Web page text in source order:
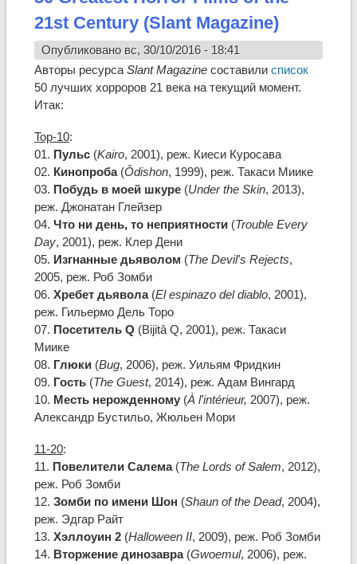
21st Century (Slant Magazine)
Опубликовано вс, 30/10/2016 - 18:41
Авторы ресурса Slant Magazineсоставили список
50 лучших хорроров 21 века на текущий момент.
Итак:
Top-10:
01. Пульс(Kairo, 2001), реж. Киеси Куросава
02. Кинопроба(Ôdishon, 1999), реж. Такаси Миике
03. Побудь в моей шкуре(Under the Skin, 2013),
реж. Джонатан Глейзер
04. Что ни день, то неприятности(Trouble Every
Day, 2001), реж. Клер Дени
05. Изгнанные дьяволом (The Devil's Rejects,
2005, реж. Роб Зомби
06. Хребет дьявола(El espinazo del diablo, 2001),
реж. Гильермо Дель Торо
07. Посетитель Q (Bijitâ Q, 2001), реж. Такаси
Миике
08. Глюки(Bug, 2006), реж. Уильям Фридкин
09. Гость(The Guest, 2014), реж. Адам Вингард
10. Месть нерожденному(À l'intérieur, 2007), реж.
Александр Бустильо, Жюльен Мори
11-20:
11. Повелители Салема(The Lords of Salem, 2012),
реж. Роб Зомби
12. Зомби по имени Шон (Shaun of the Dead, 2004),
реж. Эдгар Райт
13. Хэллоуин 2(Halloween II, 2009), реж. Роб Зомби
14. Вторжение динозавра(Gwoemul, 2006), реж.